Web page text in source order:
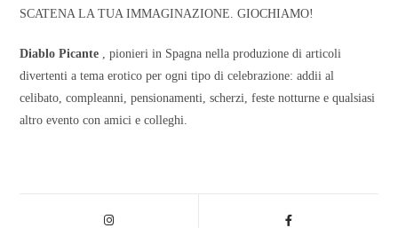
SCATENA LA TUA IMMAGINAZIONE. GIOCHIAMO!
Diablo Picante , pionieri in Spagna nella produzione di articoli
divertenti a tema erotico per ogni tipo di celebrazione: addii al
celibato, compleanni, pensionamenti, scherzi, feste notturne e qualsiasi
altro evento con amici e colleghi.